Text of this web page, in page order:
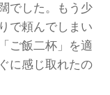
でした。もう少
で頼んでしまい
ご飯二杯」を適
に感じ取れたの